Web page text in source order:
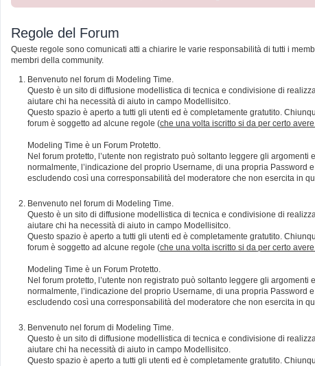
Regole del Forum
Queste regole sono comunicati atti a chiarire le varie responsabilità di tutti i
membri della community.
Benvenuto nel forum di Modeling Time.
Questo è un sito di diffusione modellistica di tecnica e condivisione di
aiutare chi ha necessità di aiuto in campo Modellisitco.
Questo spazio è aperto a tutti gli utenti ed è completamente gratutito.
forum è soggetto ad alcune regole (che una volta iscritto si da per certo
Modeling Time è un Forum Protetto.
Nel forum protetto, l’utente non registrato può soltanto leggere gli
normalmente, l’indicazione del proprio Username, di una propria
escludendo così una corresponsabilità del moderatore che non esercita in
Benvenuto nel forum di Modeling Time.
Questo è un sito di diffusione modellistica di tecnica e condivisione di
aiutare chi ha necessità di aiuto in campo Modellisitco.
Questo spazio è aperto a tutti gli utenti ed è completamente gratutito.
forum è soggetto ad alcune regole (che una volta iscritto si da per certo
Modeling Time è un Forum Protetto.
Nel forum protetto, l’utente non registrato può soltanto leggere gli
normalmente, l’indicazione del proprio Username, di una propria
escludendo così una corresponsabilità del moderatore che non esercita in
Benvenuto nel forum di Modeling Time.
Questo è un sito di diffusione modellistica di tecnica e condivisione di
aiutare chi ha necessità di aiuto in campo Modellisitco.
Questo spazio è aperto a tutti gli utenti ed è completamente gratutito.